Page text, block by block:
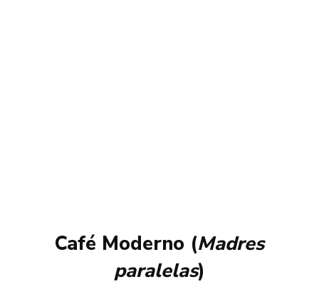
Café Moderno (Madres
paralelas)